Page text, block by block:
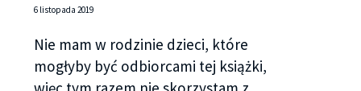
6 listopada 2019
Nie mam w rodzinie dzieci, które
mogłyby być odbiorcami tej książki,